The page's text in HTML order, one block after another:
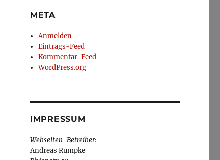
META
Anmelden
Eintrags-Feed
Kommentar-Feed
WordPress.org
IMPRESSUM
Webseiten-Betreiber:
Andreas Rumpke